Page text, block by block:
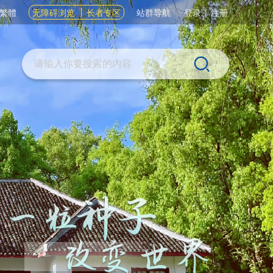
繁體 无障碍浏览 长者专区 站群导航 登录|注册